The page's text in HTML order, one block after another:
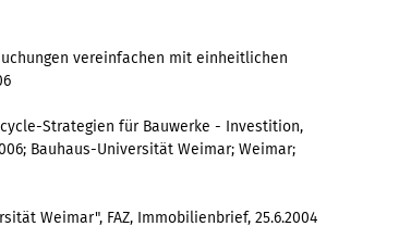
vereinfachen mit einheitlichen
Strategien für Bauwerke - Investition,
Bauhaus-Universität Weimar; Weimar;
Weimar", FAZ, Immobilienbrief, 25.6.2004